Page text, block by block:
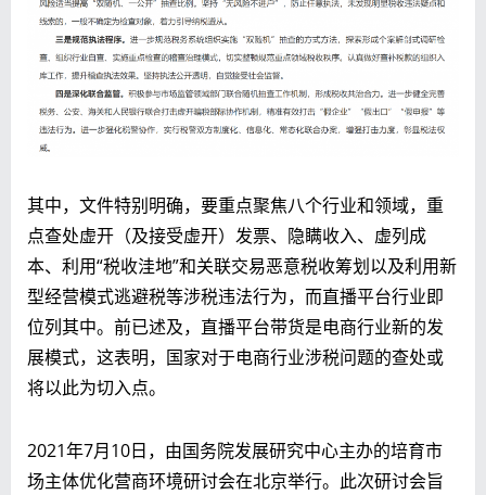
其中，文件特别明确，要重点聚焦八个行业和领域，重
点查处虚开（及接受虚开）发票、隐瞒收入、虚列成
本、利用“税收洼地”和关联交易恶意税收筹划以及利用新
型经营模式逃避税等涉税违法行为，而直播平台行业即
位列其中。前已述及，直播平台带货是电商行业新的发
展模式，这表明，国家对于电商行业涉税问题的查处或
将以此为切入点。
2021年7月10日，由国务院发展研究中心主办的培育市
场主体优化营商环境研讨会在北京举行。此次研讨会旨